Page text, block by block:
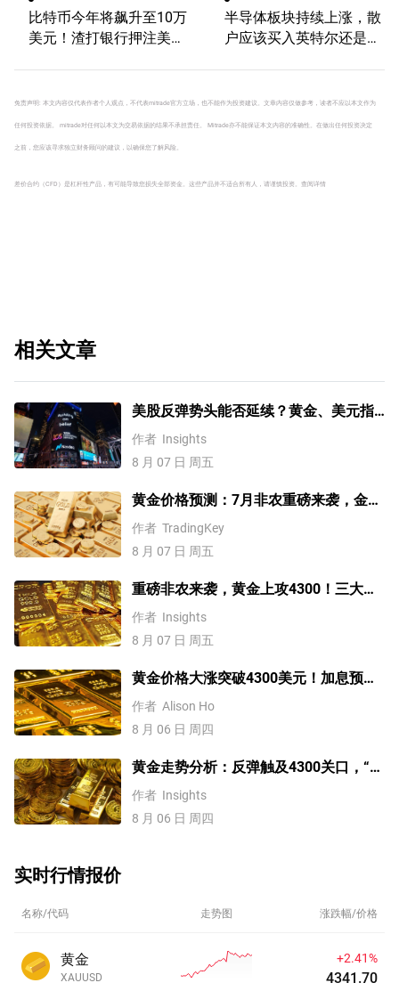
比特币今年将飙升至10万
美元！渣打银行押注美国
半导体板块持续上涨，散
户应该买入英特尔还是
免责声明: 本文内容仅代表作者个人观点，不代表mitrade官方立场，也不能作为投资建议。文章内容仅做参考，读者不应以本文作为
任何投资依据。 mitrade对任何以本文为交易依据的结果不承担责任。 Mitrade亦不能保证本文内容的准确性。在做出任何投资决定
之前，您应该寻求独立财务顾问的建议，以确保您了解风险。
差价合约（CFD）是杠杆性产品，有可能导致您损失全部资金。这些产品并不适合所有人，请谨慎投资。 查阅详情
相关文章
美股反弹势头能否延续？黄金、美元指
数、费半指数、纳指100技术分析
作者 Insights
8 月 07 日 周五
黄金价格预测：7月非农重磅来袭，金价
站上4300美元后还能涨吗？
作者 TradingKey
8 月 07 日 周五
重磅非农来袭，黄金上攻4300！三大因
素预示金价升势有望延续
作者 Insights
8 月 07 日 周五
黄金价格大涨突破4300美元！加息预期
降温叠加央行购金，未来继续涨？
作者 Alison Ho
8 月 06 日 周四
黄金走势分析：反弹触及4300关口，“双
底”确立剑指这一目标！
作者 Insights
8 月 06 日 周四
实时行情报价
名称/代码 走势图 涨跌幅/价格
黄金
XAUUSD
+2.41%
4341.70